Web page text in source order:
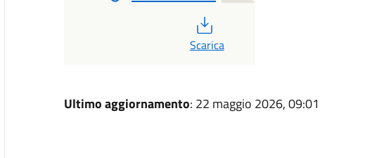
Scarica
Ultimo aggiornamento: 22 maggio 2026, 09:01